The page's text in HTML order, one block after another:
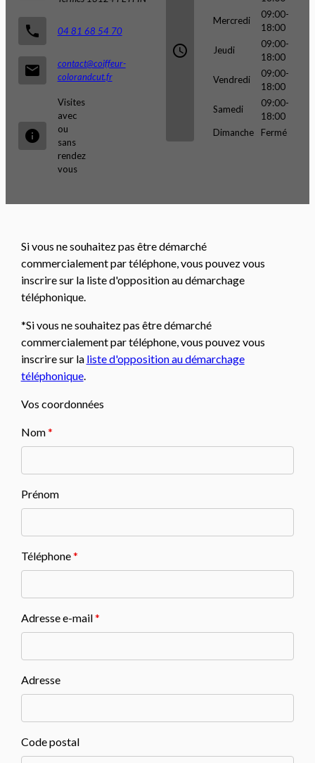
phone 04 81 68 54 70
email
contact@coiffeur-
colorandcut.fr
info
Visites
avec
ou
sans
rendez
vous
access_time
Mercredi
09:00-
18:00
Jeudi
09:00-
18:00
Vendredi
09:00-
18:00
Samedi
09:00-
18:00
Dimanche
Fermé
Si vous ne souhaitez pas être démarché
commercialement par téléphone, vous pouvez vous
inscrire sur la liste d'opposition au démarchage
téléphonique.
*Si vous ne souhaitez pas être démarché
commercialement par téléphone, vous pouvez vous
inscrire sur la liste d'opposition au démarchage
téléphonique.
Vos coordonnées
Nom*
Prénom
Téléphone*
Adresse e-mail*
Adresse
Code postal